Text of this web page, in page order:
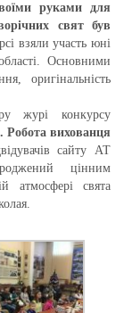
руками для
свят був
взяли участь юні
Основними
оригінальність
журі конкурсу
. Робота вихованця
сайту АТ
цінним
атмосфері свята